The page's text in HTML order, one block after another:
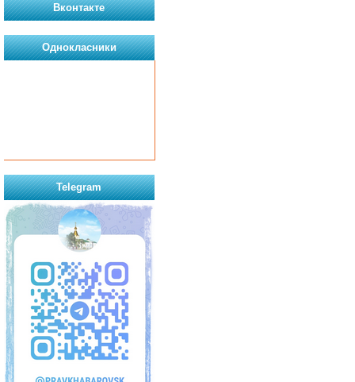
Вконтакте
Однокласники
Telegram